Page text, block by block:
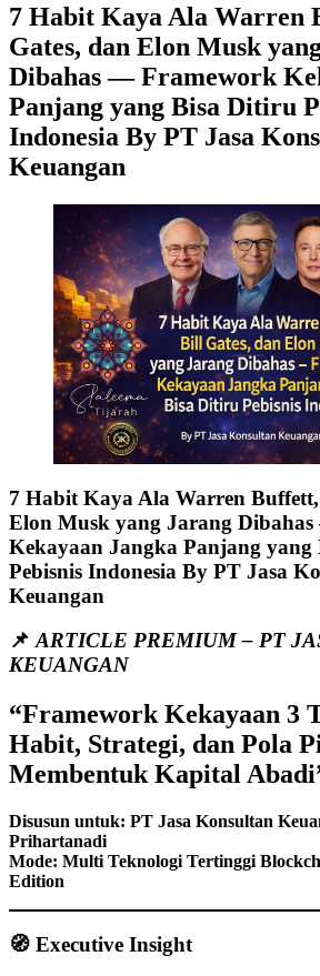
7 Habit Kaya Ala Warren
Gates, dan Elon Musk
Dibahas — Framework
Panjang yang Bisa Ditiru
Indonesia By PT Jasa
Keuangan
7 Habit Kaya Ala Warren
Elon Musk yang Jarang
Kekayaan Jangka Panjang yang
Pebisnis Indonesia By PT Jasa
Keuangan
📌ARTICLE PREMIUM – PT
KEUANGAN
“Framework Kekayaan 3
Habit, Strategi, dan Pola
Membentuk Kapital
Disusun untuk: PT Jasa Konsultan
Prihartanadi
Mode: Multi Teknologi Tertinggi
Edition
🧭 Executive Insight